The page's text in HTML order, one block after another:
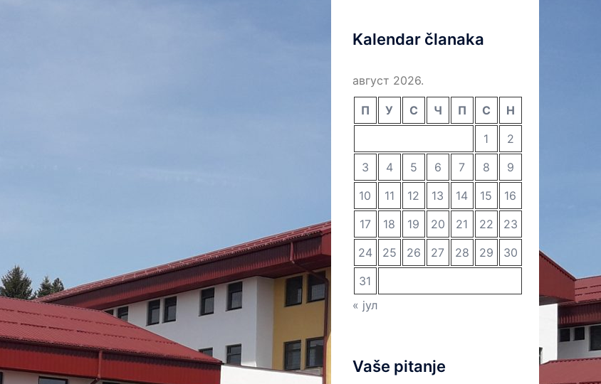
Kalendar članaka
август 2026.
П У С Ч П С
Н
1
2
3
4 5 6 7 8
9
10
11 12 13 14 15
16
17
18 19 20 21 22
23
24
25 26 27 28 29
30
31
« јул
Vaše pitanje